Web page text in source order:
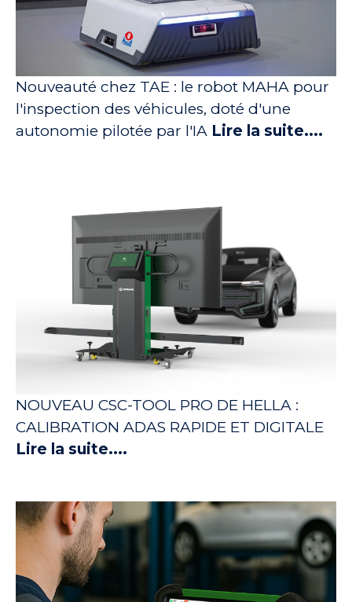
Nouveauté chez TAE : le robot MAHA pour
l'inspection des véhicules, doté d'une
autonomie pilotée par l'IA Lire la suite....
NOUVEAU CSC-TOOL PRO DE HELLA :
CALIBRATION ADAS RAPIDE ET DIGITALE
Lire la suite....